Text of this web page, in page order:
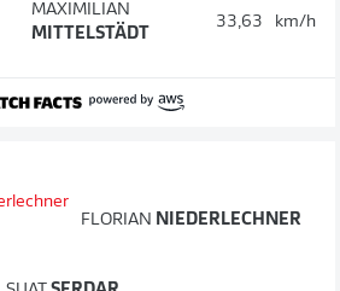
MAXIMILIAN
MITTELSTÄDT
33,63 km/h
FLORIAN NIEDERLECHNER